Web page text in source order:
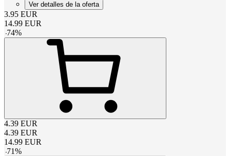
Ver detalles de la oferta
3.95 EUR
14.99 EUR
-74%
4.39 EUR
4.39 EUR
14.99 EUR
-71%